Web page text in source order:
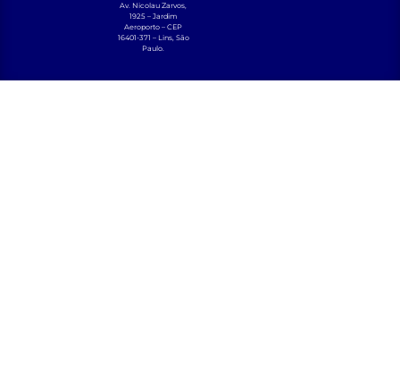
Av. Nicolau Zarvos,
1925 – Jardim
Aeroporto – CEP
16401-371 – Lins, São
Paulo.